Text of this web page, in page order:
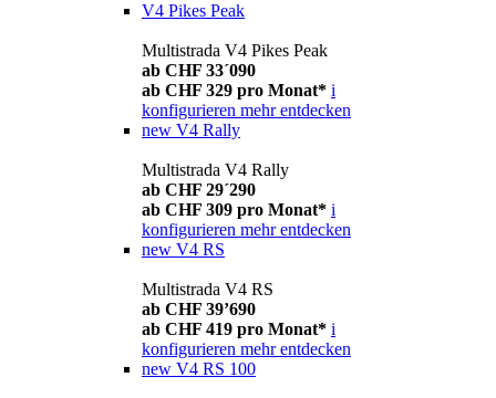
V4 Pikes Peak
Multistrada V4 Pikes Peak
ab CHF 33´090
ab CHF 329 pro Monat* i
konfigurieren mehr entdecken
new V4 Rally
Multistrada V4 Rally
ab CHF 29´290
ab CHF 309 pro Monat* i
konfigurieren mehr entdecken
new V4 RS
Multistrada V4 RS
ab CHF 39’690
ab CHF 419 pro Monat* i
konfigurieren mehr entdecken
new V4 RS 100